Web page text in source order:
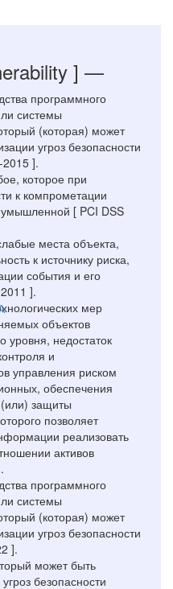
] —
программного
системы
(которая) может
угроз безопасности
].
которое при
к компрометации
[ PCI DSS
места объекта,
к источнику риска,
события и его
].
мер
объектов
уровня, недостаток
и
управления риском
обеспечения
защиты
позволяет
реализовать
активов
программного
системы
(которая) может
угроз безопасности
].
может быть
безопасности